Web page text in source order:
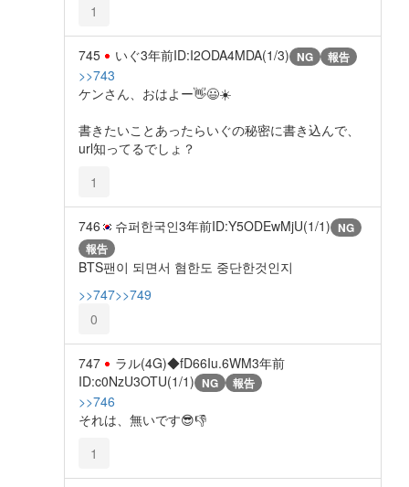
1
745 いぐ3年前ID:I2ODA4MDA(1/3) NG 報告
>>743
ケンさん、おはよー👋😃☀️
書きたいことあったらいぐの秘密に書き込んで、
url知ってるでしょ？
1
746 슈퍼한국인3年前ID:Y5ODEwMjU(1/1) NG
報告
BTS팬이 되면서 혐한도 중단한것인지
>>747>>749
0
747 ラル(4G)◆fD66Iu.6WM3年前
ID:c0NzU3OTU(1/1) NG 報告
>>746
それは、無いです😎👎
1